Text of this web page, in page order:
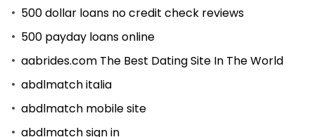
500 dollar loans no credit check reviews
500 payday loans online
aabrides.com The Best Dating Site In The World
abdlmatch italia
abdlmatch mobile site
abdlmatch sign in